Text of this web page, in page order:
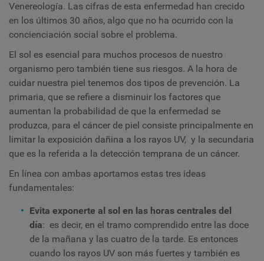
Venereología. Las cifras de esta enfermedad han crecido
en los últimos 30 años, algo que no ha ocurrido con la
concienciación social sobre el problema.
El sol es esencial para muchos procesos de nuestro
organismo pero también tiene sus riesgos. A la hora de
cuidar nuestra piel tenemos dos tipos de prevención. La
primaria, que se refiere a disminuir los factores que
aumentan la probabilidad de que la enfermedad se
produzca, para el cáncer de piel consiste principalmente en
limitar la exposición dañina a los rayos UV, y la secundaria
que es la referida a la detección temprana de un cáncer.
En línea con ambas aportamos estas tres ideas
fundamentales:
Evita exponerte al sol en las horas centrales del
día: es decir, en el tramo comprendido entre las doce
de la mañana y las cuatro de la tarde. Es entonces
cuando los rayos UV son más fuertes y también es